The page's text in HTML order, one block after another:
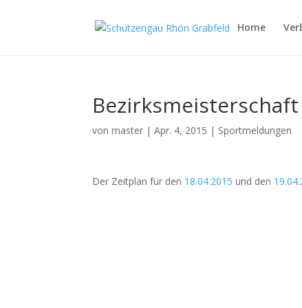
Home
vonmaster |Apr. 4, 2015 | Sportmeldungen
Der Zeitplan für den 18.04.2015 und den